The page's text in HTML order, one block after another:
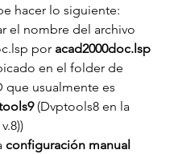
hacer lo siguiente:
el nombre del archivo
por acad2000doc.lsp
en el folder de
(Dvptools8 en la
configuración manual